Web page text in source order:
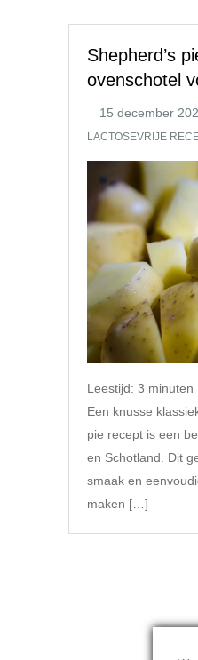
Shepherd’s
ovenschotel
LACTOSEVRIJE
Leestijd: 3 minuten
Een knusse
pie recept is een
en Schotland. Dit
smaak en
maken […]
Berichten